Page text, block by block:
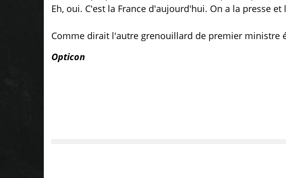
Eh, oui. C'est la France d'aujourd'hui. On a la presse
Comme dirait l'autre grenouillard de premier ministre
Opticon